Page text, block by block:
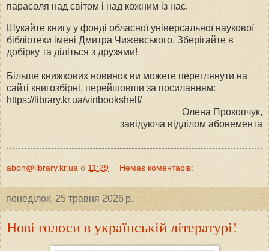
парасоля над світом і над кожним із нас.
Шукайте книгу у фонді обласної універсальної наукової
бібліотеки імені Дмитра Чижевського. Зберігайте в
добірку та діліться з друзями!
Більше книжкових новинок ви можете переглянути на
сайті книгозбірні, перейшовши за посиланням:
https://library.kr.ua/virtbookshelf/
Олена Прокопчук,
завідуюча відділом абонемента
abon@library.kr.ua о 11:29 Немає коментарів:
понеділок, 25 травня 2026 р.
Нові голоси в українській літературі!